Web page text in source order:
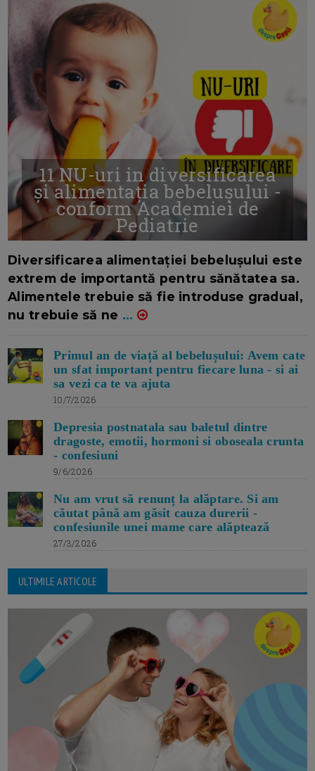
11 NU-uri in diversificarea
și alimentația bebelușului -
conform Academiei de
Pediatrie
Diversificarea alimentației bebelușului este
extrem de importantă pentru sănătatea sa.
Alimentele trebuie să fie introduse gradual,
nu trebuie să ne ...
Primul an de viață al bebelușului: Avem cate
un sfat important pentru fiecare luna - si ai
sa vezi ca te va ajuta
10/7/2026
Depresia postnatala sau baletul dintre
dragoste, emotii, hormoni si oboseala crunta
- confesiuni
9/6/2026
Nu am vrut să renunț la alăptare. Si am
căutat până am găsit cauza durerii -
confesiunile unei mame care alăptează
27/3/2026
ULTIMILE ARTICOLE